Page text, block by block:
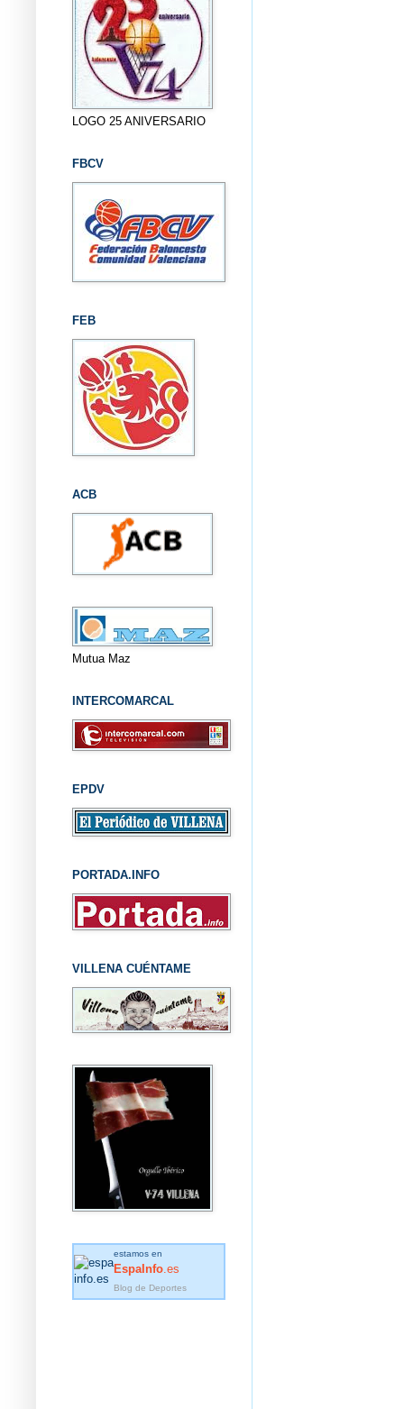
LOGO 25 ANIVERSARIO
FBCV
FEB
ACB
Mutua Maz
INTERCOMARCAL
EPDV
PORTADA.INFO
VILLENA CUÉNTAME
estamos en
EspaInfo .es
Blog de Deportes